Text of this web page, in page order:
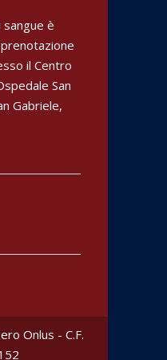
sangue è
il Centro
San
Gabriele,
Onlus - C.F.